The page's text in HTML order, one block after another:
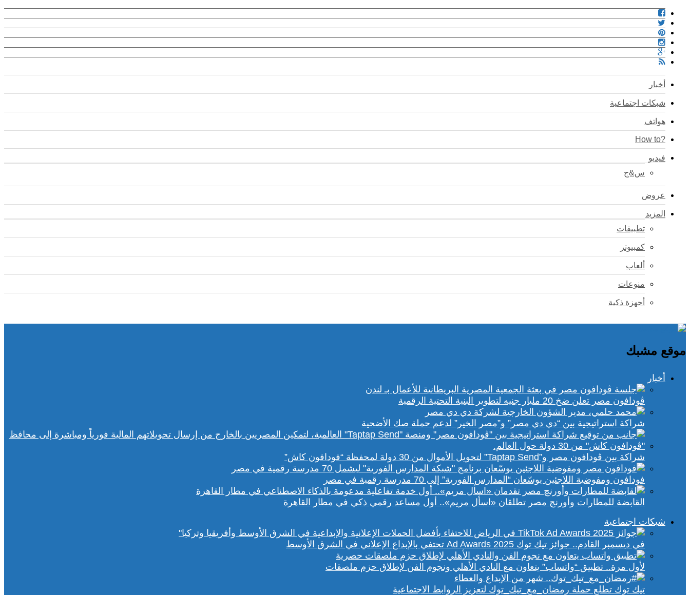
أخبار
شبكات اجتماعية
هواتف
?How to
فيديو
س&ج
عروض
المزيد
تطبيقات
كمبيوتر
ألعاب
منوعات
أجهزة ذكية
موقع مشبك
أخبار
ڤودافون مصر تعلن ضخ 20 مليار جنيه لتطوير البنية التحتية الرقمية
شراكة استراتيجية بين “دي دي مصر” و”مصر الخير” لدعم حملة صك الأضحية
شراكة بين ڤودافون مصر و”Taptap Send” لتحويل الأموال من 30 دولة لمحفظة “فودافون كاش”
فودافون ومفوضية اللاجئين يوسّعان “المدارس الفورية” إلى 70 مدرسة رقمية في مصر
القابضة للمطارات وأورنچ مصر تطلقان «اسأل مريم».. أول مساعد رقمي ذكي في مطار القاهرة
شبكات اجتماعية
في ديسمبر القادم.. جوائز تيك توك Ad Awards 2025 تحتفي بالإبداع الإعلاني في الشرق الأوسط
لأول مرة.. تطبيق “واتساب” يتعاون مع النادي الأهلي ونجوم الفن لإطلاق حزم ملصقات
تيك توك تطلع حملة رمضان_مع_تيك_توك لتعزيز الروابط الاجتماعية